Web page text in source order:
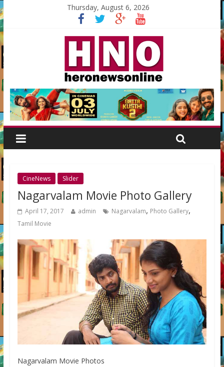
Thursday, August 6, 2026
CineNews Slider
Nagarvalam Movie Photo Gallery
April 17, 2017 admin Nagarvalam, Photo Gallery,
Tamil Movie
Nagarvalam Movie Photos